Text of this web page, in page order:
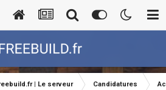
| Le serveur Candidatures